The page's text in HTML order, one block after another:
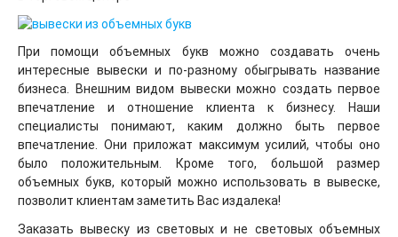
При помощи объемных букв можно создавать очень
интересные вывески и по-разному обыгрывать название
бизнеса. Внешним видом вывески можно создать первое
впечатление и отношение клиента к бизнесу. Наши
специалисты понимают, каким должно быть первое
впечатление. Они приложат максимум усилий, чтобы оно
было положительным. Кроме того, большой размер
объемных букв, который можно использовать в вывеске,
позволит клиентам заметить Вас издалека!
Заказать вывеску из световых и не световых объемных